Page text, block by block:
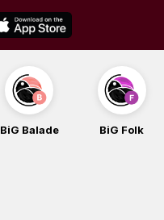
BiG Balade BiG Folk